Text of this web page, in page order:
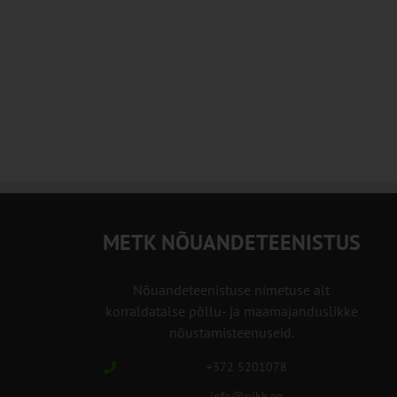
METK NÕUANDETEENISTUS
Nõuandeteenistuse nimetuse alt
korraldatalse põllu- ja maamajanduslikke
nõustamisteenuseid.
+372 5201078